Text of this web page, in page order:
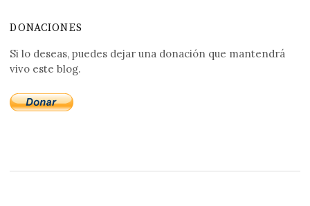
DONACIONES
Si lo deseas, puedes dejar una donación que mantendrá
vivo este blog.